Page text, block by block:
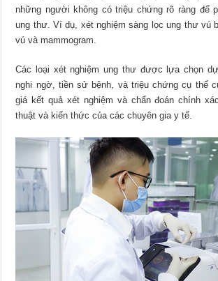
những người không có triệu chứng rõ ràng để
ung thư. Ví dụ, xét nghiệm sàng lọc ung thư vú
vú và mammogram.
Các loại xét nghiệm ung thư được lựa chọn
nghi ngờ, tiền sử bệnh, và triệu chứng cụ thể
giá kết quả xét nghiệm và chẩn đoán chính
thuật và kiến thức của các chuyên gia y tế.